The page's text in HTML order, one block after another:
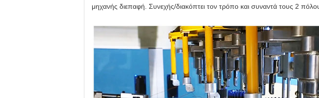
μηχανής διεπαφή. Συνεχής/διακόπτει τον τρόπο και συναντά τους 2